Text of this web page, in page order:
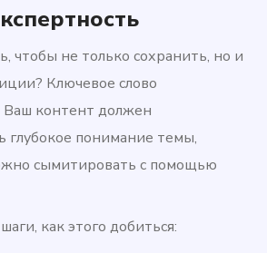
чтобы не только сохранить, но и
Ключевое слово
Ваш контент должен
глубокое понимание темы,
сымитировать с помощью
как этого добиться: